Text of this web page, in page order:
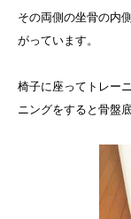
その両側の坐骨の内
がっています。
椅子に座ってトレー
ニングをすると骨盤